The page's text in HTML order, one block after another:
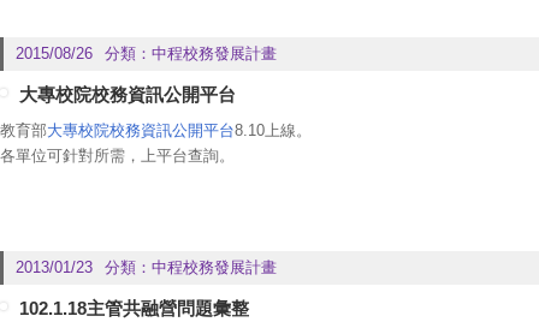
2015/08/26
分類： 中程校務發展計畫
大專校院校務資訊公開平台
教育部大專校院校務資訊公開平台8.10上線。
各單位可針對所需，上平台查詢。
2013/01/23 分類： 中程校務發展計畫
102.1.18主管共融營問題彙整